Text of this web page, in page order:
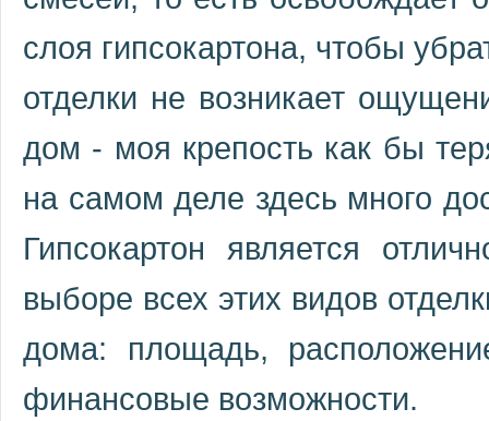
слоя гипсокартона, чтобы
отделки не возникает
дом - моя крепость как бы
на самом деле здесь много
Гипсокартон является
выборе всех этих видов
дома: площадь,
финансовые возможности.